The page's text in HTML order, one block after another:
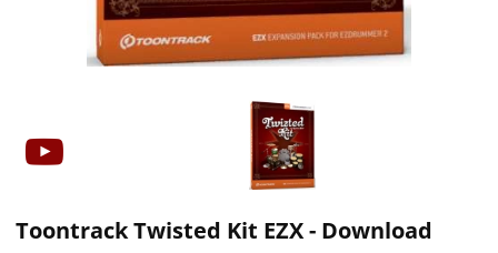
Toontrack Twisted Kit EZX - Download